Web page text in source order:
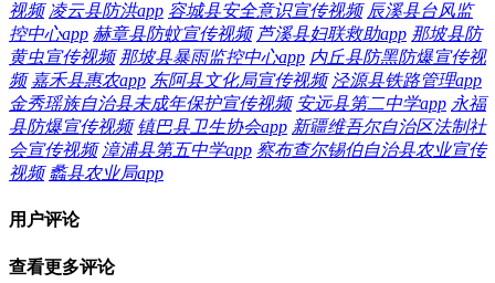
视频 凌云县防洪app 容城县安全意识宣传视频 辰溪县台风监
控中心app 赫章县防蚊宣传视频 芦溪县妇联救助app 那坡县防
黄虫宣传视频 那坡县暴雨监控中心app 内丘县防黑防爆宣传视
频 嘉禾县惠农app 东阿县文化局宣传视频 泾源县铁路管理app
金秀瑶族自治县未成年保护宣传视频 安远县第二中学app 永福
县防爆宣传视频 镇巴县卫生协会app 新疆维吾尔自治区法制社
会宣传视频 漳浦县第五中学app 察布查尔锡伯自治县农业宣传
视频 蠡县农业局app
用户评论
查看更多评论